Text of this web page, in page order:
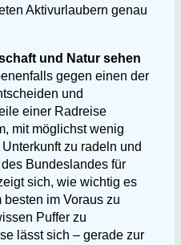
Aktivurlaubern genau
und Natur sehen
gegen einen der
und
einer Radreise
mit möglichst wenig
zu radeln und
Bundeslandes für
sich, wie wichtig es
im Voraus zu
Puffer zu
lässt sich – gerade zur